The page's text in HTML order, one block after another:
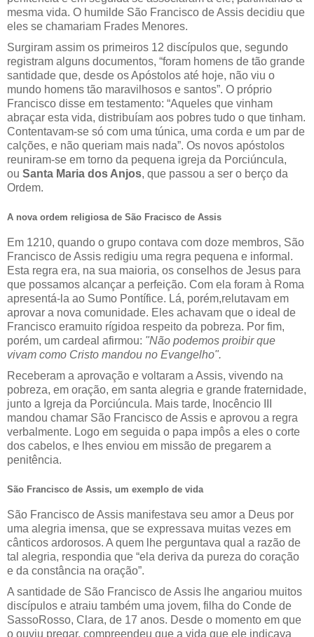
mesma vida. O humilde São Francisco de Assis decidiu que
eles se chamariam Frades Menores.
Surgiram assim os primeiros 12 discípulos que, segundo
registram alguns documentos, “foram homens de tão grande
santidade que, desde os Apóstolos até hoje, não viu o
mundo homens tão maravilhosos e santos”. O próprio
Francisco disse em testamento: “Aqueles que vinham
abraçar esta vida, distribuíam aos pobres tudo o que tinham.
Contentavam-se só com uma túnica, uma corda e um par de
calções, e não queriam mais nada”. Os novos apóstolos
reuniram-se em torno da pequena igreja da Porciúncula,
ou Santa Maria dos Anjos, que passou a ser o berço da
Ordem.
A nova ordem religiosa de São Fracisco de Assis
Em 1210, quando o grupo contava com doze membros, São
Francisco de Assis redigiu uma regra pequena e informal.
Esta regra era, na sua maioria, os conselhos de Jesus para
que possamos alcançar a perfeição. Com ela foram à Roma
apresentá-la ao Sumo Pontífice. Lá, porém,relutavam em
aprovar a nova comunidade. Eles achavam que o ideal de
Francisco eramuito rígidoa respeito da pobreza. Por fim,
porém, um cardeal afirmou: "Não podemos proibir que
vivam como Cristo mandou no Evangelho".
Receberam a aprovação e voltaram a Assis, vivendo na
pobreza, em oração, em santa alegria e grande fraternidade,
junto a Igreja da Porciúncula. Mais tarde, Inocêncio III
mandou chamar São Francisco de Assis e aprovou a regra
verbalmente. Logo em seguida o papa impôs a eles o corte
dos cabelos, e lhes enviou em missão de pregarem a
penitência.
São Francisco de Assis, um exemplo de vida
São Francisco de Assis manifestava seu amor a Deus por
uma alegria imensa, que se expressava muitas vezes em
cânticos ardorosos. A quem lhe perguntava qual a razão de
tal alegria, respondia que “ela deriva da pureza do coração
e da constância na oração”.
A santidade de São Francisco de Assis lhe angariou muitos
discípulos e atraiu também uma jovem, filha do Conde de
SassoRosso, Clara, de 17 anos. Desde o momento em que
o ouviu pregar, compreendeu que a vida que ele indicava